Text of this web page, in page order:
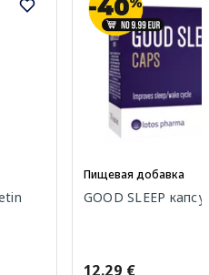
Пищевая добавка
GOOD SLEEP
12.29 €